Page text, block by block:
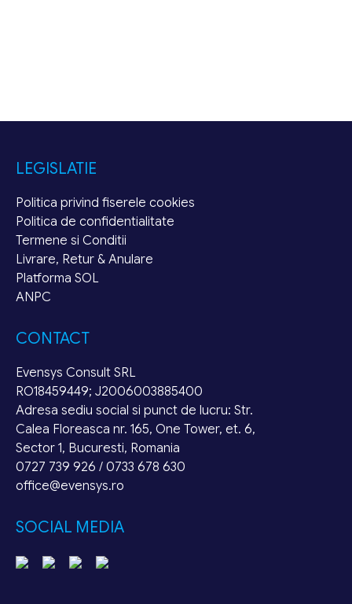
LEGISLATIE
Politica privind fiserele cookies
Politica de confidentialitate
Termene si Conditii
Livrare, Retur & Anulare
Platforma SOL
ANPC
CONTACT
Evensys Consult SRL
RO18459449; J2006003885400
Adresa sediu social si punct de lucru: Str.
Calea Floreasca nr. 165, One Tower, et. 6,
Sector 1, Bucuresti, Romania
0727 739 926 / 0733 678 630
office@evensys.ro
SOCIAL MEDIA